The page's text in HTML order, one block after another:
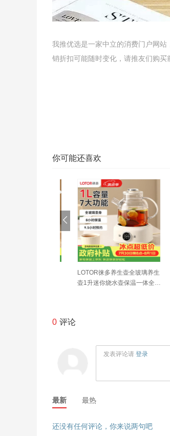
我推优选是一家中立的消费门户网
销折扣可能随时变化，请推友们购买
你可能还喜欢
LOTOR徕多养生壶全玻璃养生
壶1升迷你烧水壶保温一体全自
0 评论
发表评论请 登录
最新 最热
还没有任何评论，你来说两句吧